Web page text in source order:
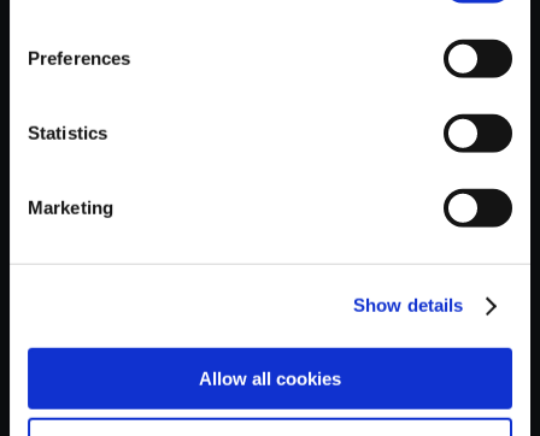
Preferences
Statistics
Marketing
Show details
Allow all cookies
おすすめ商品